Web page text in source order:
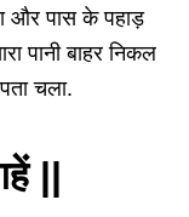
और पास के पहाड़
पानी बाहर निकल
चला.
||